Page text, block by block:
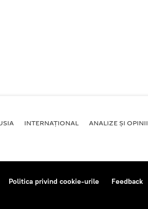
INTERNAŢIONAL ANALIZE ȘI OPINII
Politica privind cookie-urile Feedback